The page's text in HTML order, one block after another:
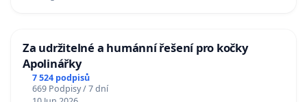
Za udržitelné a humánní řešení pro kočky
Apolinářky
7 524 podpisů
669 Podpisy / 7 dní